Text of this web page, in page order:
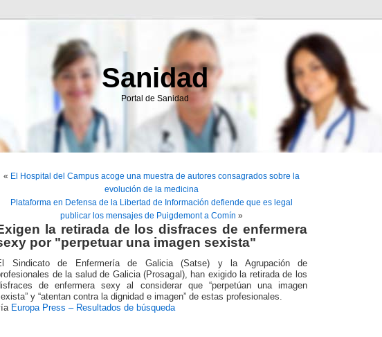
Sanidad
Portal de Sanidad
« El Hospital del Campus acoge una muestra de autores consagrados sobre la
evolución de la medicina
Plataforma en Defensa de la Libertad de Información defiende que es legal
publicar los mensajes de Puigdemont a Comín »
la retirada de los disfraces de enfermera
por "perpetuar una imagen sexista"
Sindicato de Enfermería de Galicia (Satse) y la Agrupación de
de la salud de Galicia (Prosagal), han exigido la retirada de los
de enfermera sexy al considerar que “perpetúan una imagen
y “atentan contra la dignidad e imagen” de estas profesionales.
Europa Press – Resultados de búsqueda